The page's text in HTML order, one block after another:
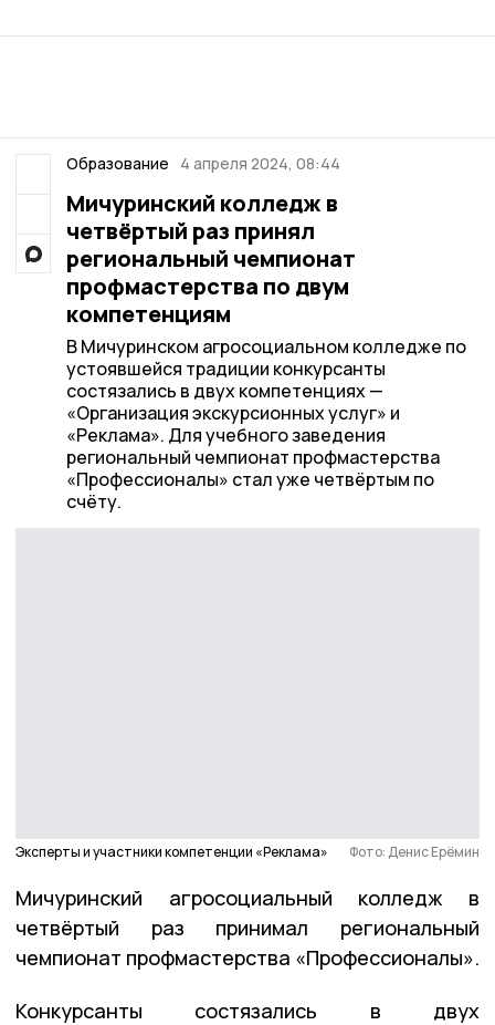
Образование 4 апреля 2024, 08:44
Мичуринский колледж в
четвёртый раз принял
региональный чемпионат
профмастерства по двум
компетенциям
В Мичуринском агросоциальном колледже по
устоявшейся традиции конкурсанты
состязались в двух компетенциях —
«Организация экскурсионных услуг» и
«Реклама». Для учебного заведения
региональный чемпионат профмастерства
«Профессионалы» стал уже четвёртым по
счёту.
Эксперты и участники компетенции «Реклама» Фото: Денис Ерёмин
Мичуринский агросоциальный колледж в
четвёртый раз принимал региональный
чемпионат профмастерства «Профессионалы».
Конкурсанты состязались в двух